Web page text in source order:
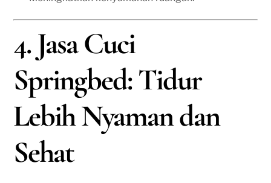
4. Jasa Cuci
Springbed: Tidur
Lebih Nyaman dan
Sehat